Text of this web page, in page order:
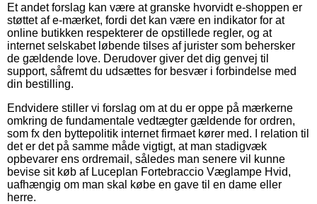
Et andet forslag kan være at granske hvorvidt e-shoppen er
støttet af e-mærket, fordi det kan være en indikator for at
online butikken respekterer de opstillede regler, og at
internet selskabet løbende tilses af jurister som behersker
de gældende love. Derudover giver det dig genvej til
support, såfremt du udsættes for besvær i forbindelse med
din bestilling.
Endvidere stiller vi forslag om at du er oppe på mærkerne
omkring de fundamentale vedtægter gældende for ordren,
som fx den byttepolitik internet firmaet kører med. I relation til
det er det på samme måde vigtigt, at man stadigvæk
opbevarer ens ordremail, således man senere vil kunne
bevise sit køb af Luceplan Fortebraccio Væglampe Hvid,
uafhængig om man skal købe en gave til en dame eller
herre.